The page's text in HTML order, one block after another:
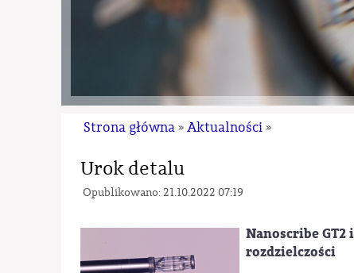
Strona główna » Aktualności »
Urok detalu
Opublikowano: 21.10.2022 07:19
Nanoscribe
rozdzielczości